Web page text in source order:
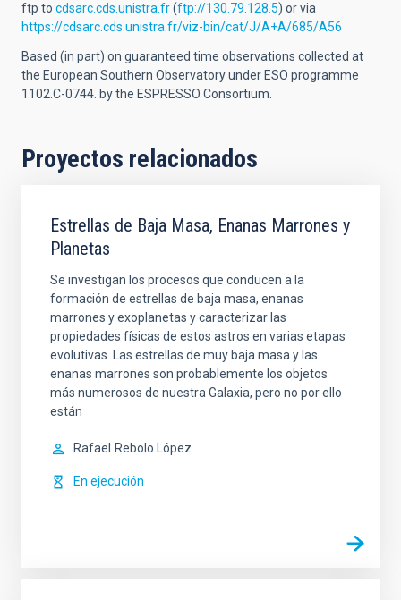
ftp to cdsarc.cds.unistra.fr(ftp://130.79.128.5) or via
https://cdsarc.cds.unistra.fr/viz-bin/cat/J/A+A/685/A56
Based (in part) on guaranteed time observations collected at
the European Southern Observatory under ESO programme
1102.C-0744. by the ESPRESSO Consortium.
Proyectos relacionados
Estrellas de Baja Masa, Enanas Marrones y
Planetas
Se investigan los procesos que conducen a la
formación de estrellas de baja masa, enanas
marrones y exoplanetas y caracterizar las
propiedades físicas de estos astros en varias etapas
evolutivas. Las estrellas de muy baja masa y las
enanas marrones son probablemente los objetos
más numerosos de nuestra Galaxia, pero no por ello
están
Rafael Rebolo López
En ejecución